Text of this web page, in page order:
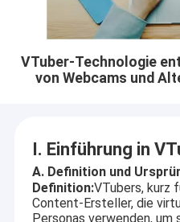
VTuber-Technologie
von Webcams und
I. Einführung in
A. Definition und
Definition:VTubers, kurz
Content-Ersteller, die
Personas verwenden, um